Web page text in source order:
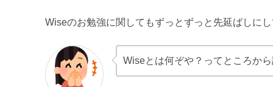
Wiseのお勉強に関してもずっとずっと先延ばしに
Wiseとは何ぞや？ってところか